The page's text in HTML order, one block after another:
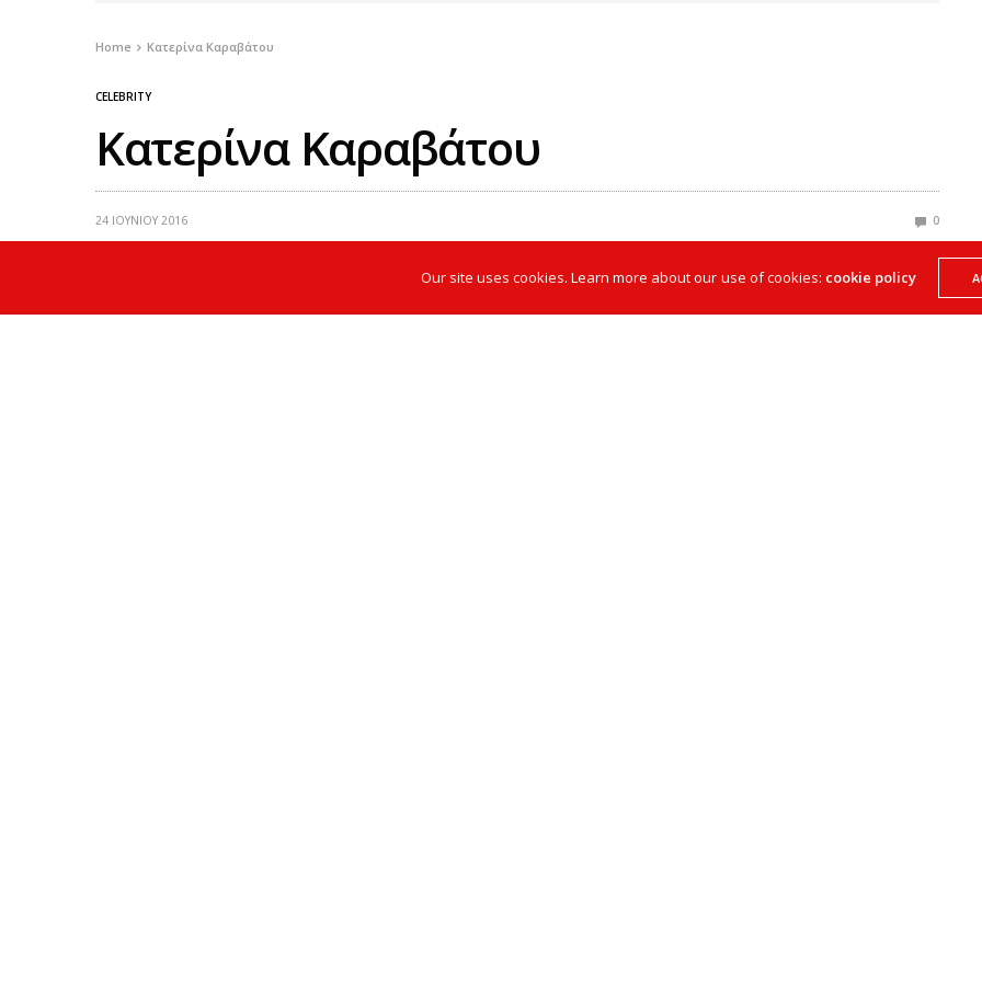
Home Κατερίνα Καραβάτου
CELEBRITY
Κατερίνα Καραβάτου
24 ΙΟΥΝΊΟΥ 2016 0
Our site uses cookies. Learn more about our use of cookies: cookie policy